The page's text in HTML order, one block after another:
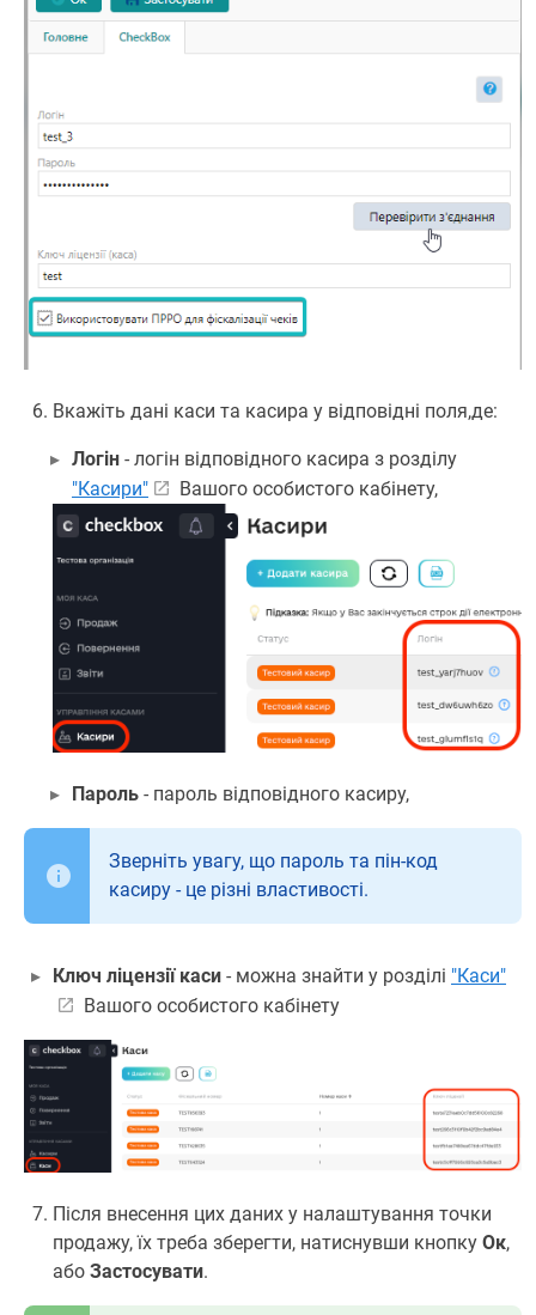
Вкажіть дані каси та касира у відповідні поля,де:
Логін - логін відповідного касира з розділу
"Касири"
Вашого особистого кабінету,
Пароль - пароль відповідного касиру,
Зверніть увагу, що пароль та пін-код
касиру - це різні властивості.
Ключ ліцензії каси - можна знайти у розділі "Каси"
Вашого особистого кабінету
Після внесення цих даних у налаштування точки
продажу, їх треба зберегти, натиснувши кнопку Ок,
або Застосувати.